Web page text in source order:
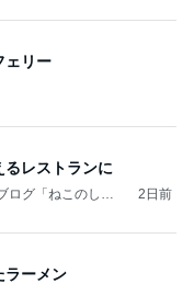
ェリー
レストランに
ログ「ねこのしっ
2日前
ラーメン